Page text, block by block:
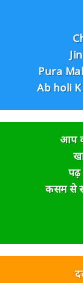
Pura
Ab holi
आप
पढ़
कसम से